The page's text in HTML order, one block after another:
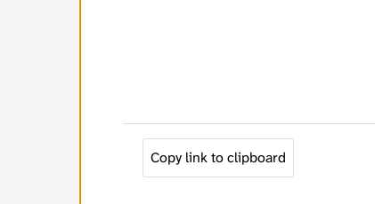
Copy link to clipboard